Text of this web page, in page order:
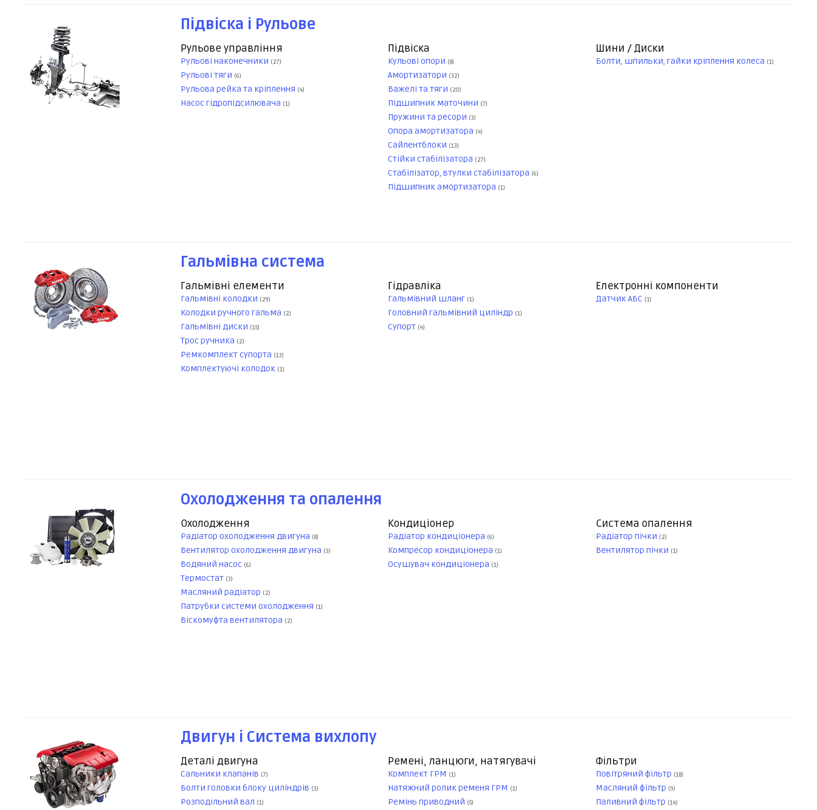
Підвіска і Рульове
Рульове управління
Рульові наконечники (27)
Рульові тяги (6)
Рульова рейка та кріплення (4)
Насос гідропідсилювача (1)
Підвіска
Кульові опори (8)
Амортизатори (32)
Важелі та тяги (20)
Підшипник маточини (7)
Пружини та ресори (3)
Опора амортизатора (4)
Сайлентблоки (13)
Стійки стабілізатора (27)
Стабілізатор, втулки стабілізатора (6)
Підшипник амортизатора (1)
Шини / Диски
Болти, шпильки, гайки кріплення колеса (1)
Гальмівна система
Гальмівні елементи
Гальмівні колодки (29)
Колодки ручного гальма (2)
Гальмівні диски (15)
Трос ручника (2)
Ремкомплект супорта (13)
Комплектуючі колодок (1)
Гідравліка
Гальмівний шланг (1)
Головний гальмівний циліндр (1)
Супорт (4)
Електронні компоненти
Датчик АБС (1)
Охолодження та опалення
Охолодження
Радіатор охолодження двигуна (8)
Вентилятор охолодження двигуна (3)
Водяний насос (6)
Термостат (3)
Масляний радіатор (2)
Патрубки системи охолодження (1)
Віскомуфта вентилятора (2)
Кондиціонер
Радіатор кондиціонера (6)
Компресор кондиціонера (1)
Осушувач кондиціонера (1)
Система опалення
Радіатор пічки (2)
Вентилятор пічки (1)
Двигун і Система вихлопу
Деталі двигуна
Сальники клапанів (7)
Болти головки блоку циліндрів (3)
Розподільний вал (1)
Ремені, ланцюги, натягувачі
Комплект ГРМ (1)
Натяжний ролик ременя ГРМ (1)
Ремінь приводний (5)
Фільтри
Повітряний фільтр (18)
Масляний фільтр (9)
Паливний фільтр (14)